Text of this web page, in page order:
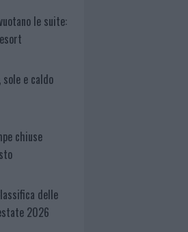
le suite:
e caldo
chiuse
delle
2026